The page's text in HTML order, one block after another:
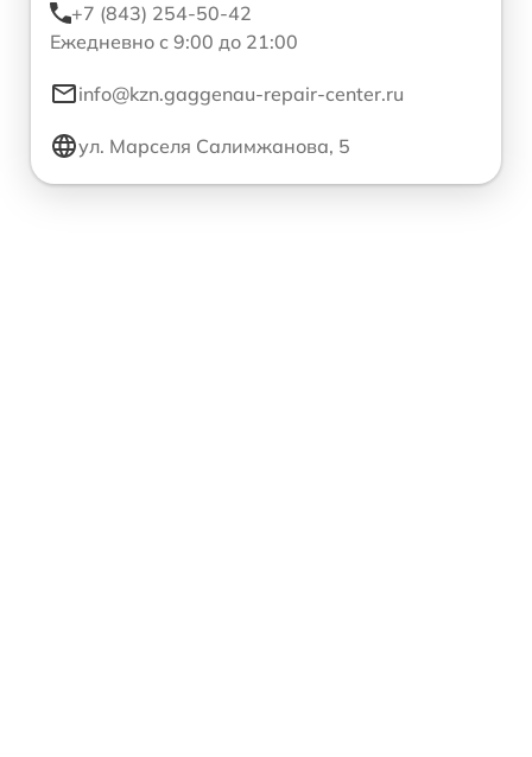
+7 (843) 254-50-42
Ежедневно с 9:00 до 21:00
info@kzn.gaggenau-repair-center.ru
ул. Марселя Салимжанова, 5